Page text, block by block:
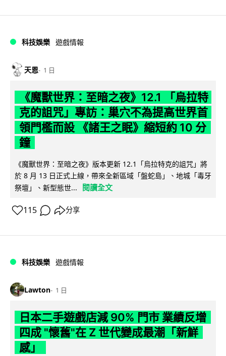
科技娛樂 遊戲情報
天恩 1 日
《魔獸世界：至暗之夜》12.1 「烏拉特
克的詛咒」專訪：巢穴不為提高世界首
領門檻而設 《諸王之眠》縮短約 10 分
鐘
《魔獸世界：至暗之夜》版本更新 12.1「烏拉特克的詛咒」將
於 8 月 13 日正式上線，帶來全新區域「盤蛇島」、地城「毒牙
祭壇」、新型態世...
閱讀全文
115 分享
科技娛樂 遊戲情報
Lawton 1 日
日本二手遊戲店減 90% 門市 業績反增
四成 "懷舊"在 Z 世代變成最潮「新鮮
感」